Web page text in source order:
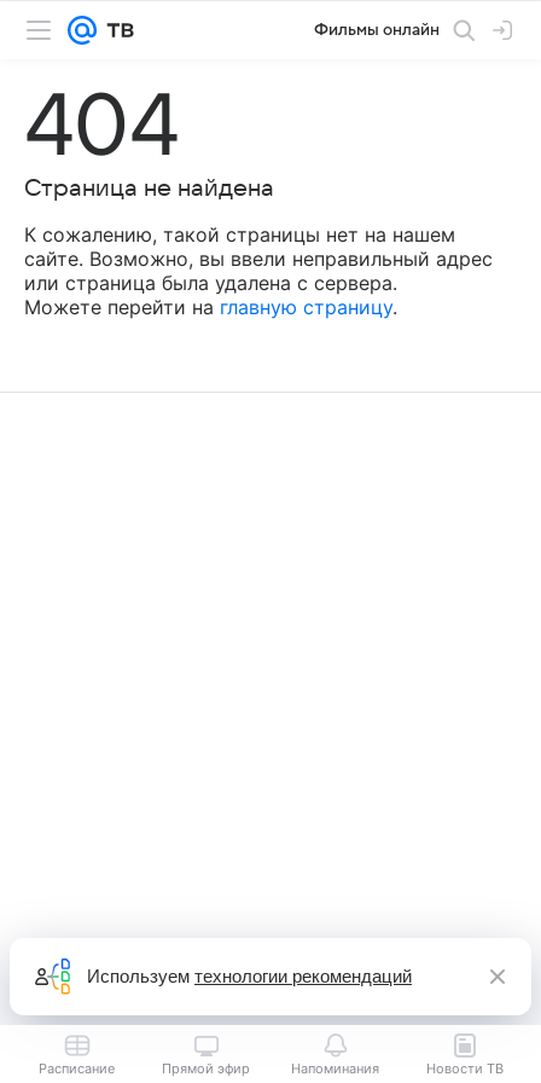
Фильмы онлайн
404
Страница не найдена
К сожалению, такой страницы нет на нашем
сайте. Возможно, вы ввели неправильный адрес
или страница была удалена с сервера.
Можете перейти на главную страницу.
Расписание Прямой эфир Напоминания Новости ТВ
Используем технологии рекомендаций